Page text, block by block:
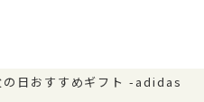
の日おすすめギフト -adidas